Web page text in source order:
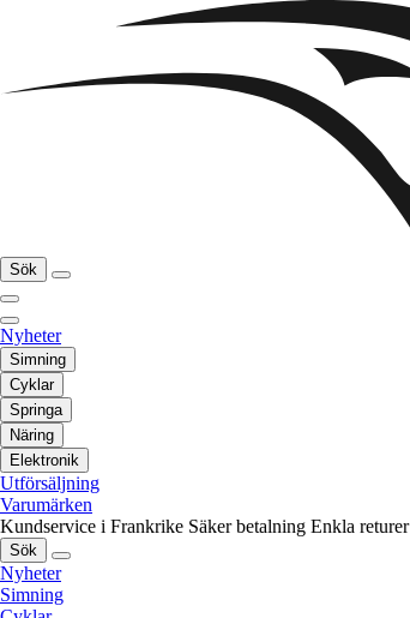
Sök
Nyheter
Simning
Cyklar
Springa
Näring
Elektronik
Utförsäljning
Varumärken
Kundservice i Frankrike Säker betalning Enkla returer
Sök
Nyheter
Simning